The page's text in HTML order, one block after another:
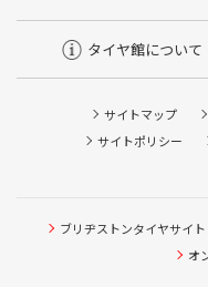
タイヤ館について
サイトマップ
サイトポリシー
ブリヂストンタイヤサイト
オ